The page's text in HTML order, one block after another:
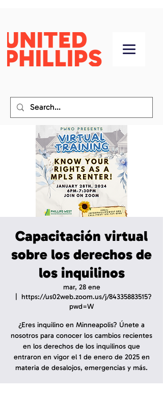
Capacitación virtual
sobre los derechos de
los inquilinos
mar, 28 ene
https://us02web.zoom.us/j/84335883515?
pwd=W
¿Eres inquilino en Minneapolis? Únete a
nosotros para conocer los cambios recientes
en los derechos de los inquilinos que
entraron en vigor el 1 de enero de 2025 en
materia de desalojos, emergencias y más.